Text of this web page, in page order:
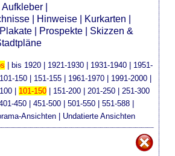
|Aufkleber
Hinweise Kurkarten
Plakate Prospekte
Skizzen &
bis 1920 1921-1930 1931-1940
1951-
101-150 | 151-155 | 1961-1970 | 1991-2000 |
| 101-150 | 151-200 | 201-250 | 251-300
450 |451-500 |501-550 |551-588 |
Ansichten | Undatierte Ansichten